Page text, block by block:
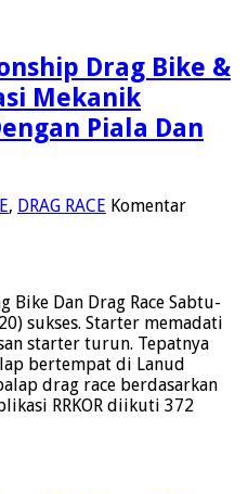
Drag Bike &
Mekanik
Piala Dan
, DRAG RACE Komentar
Bike Dan Drag Race Sabtu-
sukses. Starter memadati
starter turun. Tepatnya
bertempat di Lanud
drag race berdasarkan
RRKOR diikuti 372